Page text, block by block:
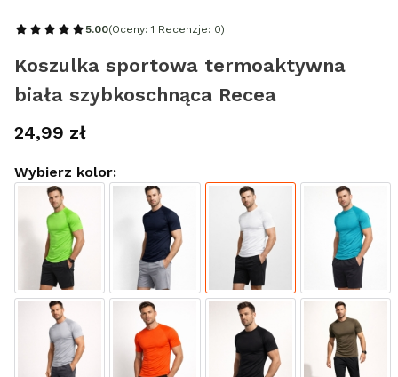
5.00(Oceny: 1 Recenzje: 0)
Koszulka sportowa termoaktywna
biała szybkoschnąca Recea
Cena
24,99 zł
Wybierz kolor: